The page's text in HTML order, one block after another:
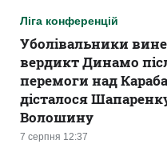
Ліга конференцій
7 серпня 12:37
Уболівальники
вердикт Динамо
перемоги над
дісталося
Волошину